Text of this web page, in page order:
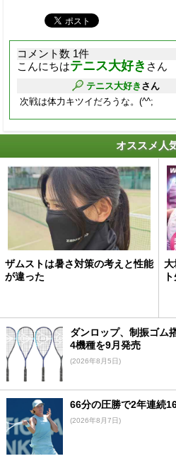
コメント数 1件
こんにちはテニス大好き さん
テニス大好き さん
次戦は体力キツイだろうな。(^^;
オススメ人
ザムストは暑さ対策の考えと性能
が違った
大
ダンロップ、制振ゴム
4機種を9月発売
(2026年8月5日)
66分の圧勝で2年連続
(2026年8月7日)